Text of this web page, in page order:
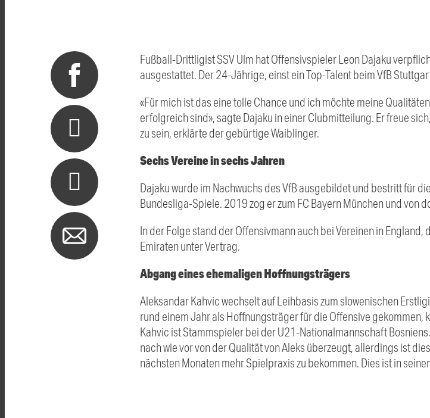
Fußball-Drittligist SSV Ulm hat Offensivspieler Leon Dajaku
ausgestattet. Der 24-Jährige, einst ein Top-Talent beim VfB
«Für mich ist das eine tolle Chance und ich möchte meine
erfolgreich sind», sagte Dajaku in einer Clubmitteilung. Er freue
zu sein, erklärte der gebürtige Waiblinger.
Sechs Vereine in sechs Jahren
Dajaku wurde im Nachwuchs des VfB ausgebildet und bestritt für
Bundesliga-Spiele. 2019 zog er zum FC Bayern München und von
In der Folge stand der Offensivmann auch bei Vereinen in
Emiraten unter Vertrag.
Abgang eines ehemaligen Hoffnungsträgers
Aleksandar Kahvic wechselt auf Leihbasis zum slowenischen
rund einem Jahr als Hoffnungsträger für die Offensive gekommen,
Kahvic ist Stammspieler bei der U21-Nationalmannschaft
nach wie vor von der Qualität von Aleks überzeugt, allerdings ist
nächsten Monaten mehr Spielpraxis zu bekommen. Dies ist in